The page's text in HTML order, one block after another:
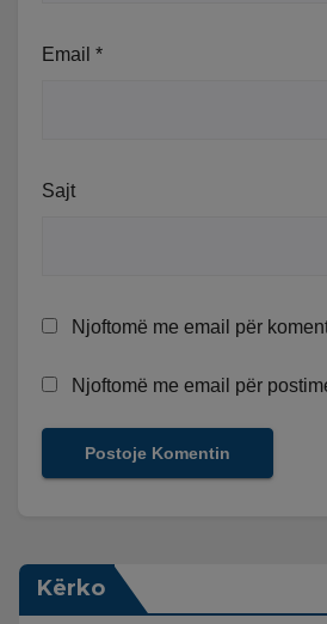
Email *
Sajt
Njoftomë me email për
Njoftomë me email për
Kërko